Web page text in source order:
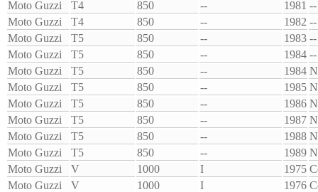
Moto Guzzi
T4 850 -- 1981 --
Moto Guzzi
T4 850 -- 1982 --
Moto Guzzi
T5 850 -- 1983 --
Moto Guzzi
T5 850 -- 1984 --
Moto Guzzi
T5 850 -- 1984
Moto Guzzi
T5 850 -- 1985
Moto Guzzi
T5 850 -- 1986
Moto Guzzi
T5 850 -- 1987
Moto Guzzi
T5 850 -- 1988
Moto Guzzi
T5 850 -- 1989
Moto Guzzi
V 1000 I 1975
Moto Guzzi
V 1000 I 1976